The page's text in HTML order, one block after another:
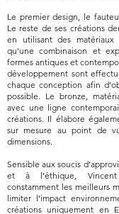
Le premier design, le
Le reste de ses créations
en utilisant des
qu'une combinaison et
formes antiques et
développement sont
chaque conception afin
possible. Le bronze,
avec une ligne
créations. Il élabore
sur mesure au point de
dimensions.
Sensible aux soucis
et à l’éthique, Vincent
constamment les meilleurs
limiter l’impact
créations uniquement en